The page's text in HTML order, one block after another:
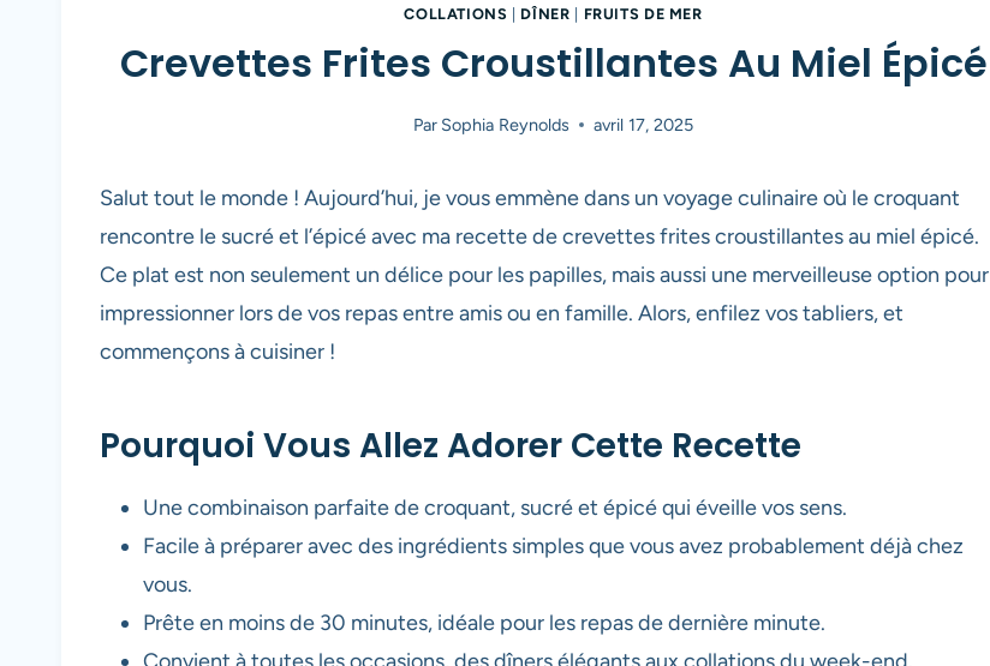
COLLATIONS DÎNER FRUITS DE MER
Crevettes Frites Croustillantes Au Miel Épicé
Par Sophia Reynolds avril 17, 2025
Salut tout le monde ! Aujourd’hui, je vous emmène dans un voyage culinaire où le croquant
rencontre le sucré et l’épicé avec ma recette de crevettes frites croustillantes au miel épicé.
Ce plat est non seulement un délice pour les papilles, mais aussi une merveilleuse option pour
impressionner lors de vos repas entre amis ou en famille. Alors, enfilez vos tabliers, et
commençons à cuisiner !
Pourquoi Vous Allez Adorer Cette Recette
Une combinaison parfaite de croquant, sucré et épicé qui éveille vos sens.
Facile à préparer avec des ingrédients simples que vous avez probablement déjà chez
vous.
Prête en moins de 30 minutes, idéale pour les repas de dernière minute.